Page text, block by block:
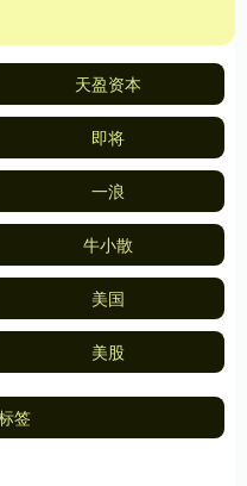
天盈资本
即将
一浪
牛小散
美国
美股
签